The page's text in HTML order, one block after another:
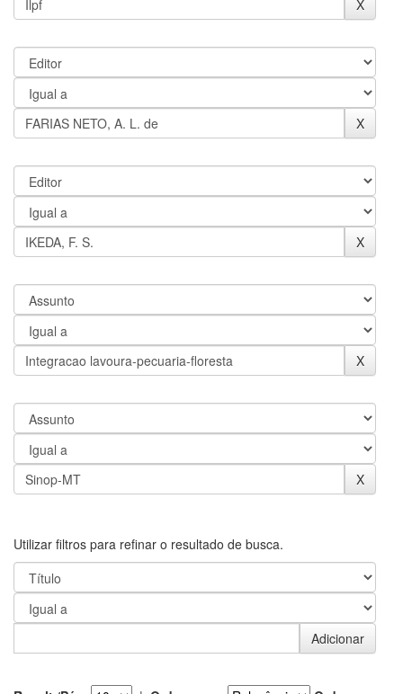
Utilizar filtros para refinar o resultado de busca.